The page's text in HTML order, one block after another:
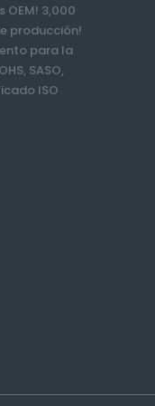
OEM! 3,000
producción!
para la
SASO,
ISO